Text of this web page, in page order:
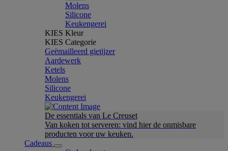
Molens
Silicone
Keukengerei
KIES Kleur
KIES Categorie
Geëmailleerd gietijzer
Aardewerk
Ketels
Molens
Silicone
Keukengerei
De essentials van Le Creuset
Van koken tot serveren: vind hier de onmisbare
producten voor uw keuken.
Cadeaus